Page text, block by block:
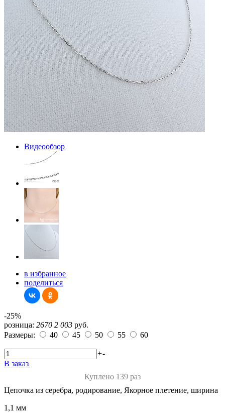
Видеообзор
в избранное
поделиться
-25%
розница: 2670 2 003 руб.
Размеры:
40 45 50 55 60
+-
В заказ
Куплено 139 раз
Цепочка из серебра, родирование, Якорное плетение, ширина
1,1 мм